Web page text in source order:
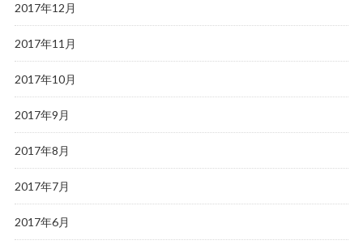
2017年12月
2017年11月
2017年10月
2017年9月
2017年8月
2017年7月
2017年6月